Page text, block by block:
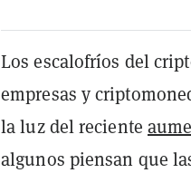
Los escalofríos del
empresas y
la luz del reciente
algunos piensan que